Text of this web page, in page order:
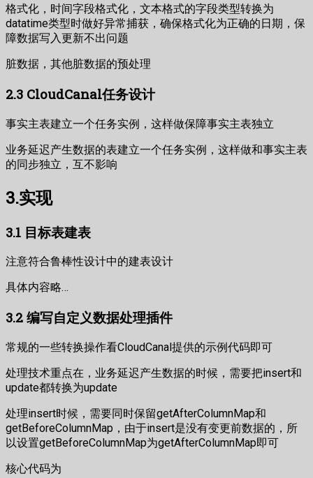
格式化，时间字段格式化，文本格式的字段类型转换为
datatime类型时做好异常捕获，确保格式化为正确的日期，保
障数据写入更新不出问题
脏数据，其他脏数据的预处理
2.3 CloudCanal任务设计
事实主表建立一个任务实例，这样做保障事实主表独立
业务延迟产生数据的表建立一个任务实例，这样做和事实主表
的同步独立，互不影响
3.实现
3.1 目标表建表
注意符合鲁棒性设计中的建表设计
具体内容略…
3.2 编写自定义数据处理插件
常规的一些转换操作看CloudCanal提供的示例代码即可
处理技术重点在，业务延迟产生数据的时候，需要把insert和
update都转换为update
处理insert时候，需要同时保留getAfterColumnMap和
getBeforeColumnMap，由于insert是没有变更前数据的，所
以设置getBeforeColumnMap为getAfterColumnMap即可
核心代码为